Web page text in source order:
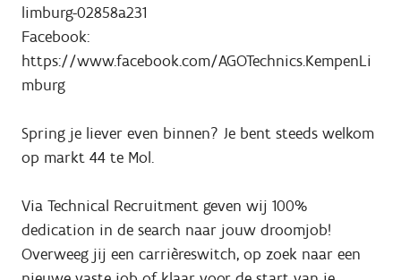
limburg-02858a231
Facebook:
https://www.facebook.com/AGOTechnics.KempenLi
mburg
Spring je liever even binnen? Je bent steeds welkom
op markt 44 te Mol.
Via Technical Recruitment geven wij 100%
dedication in de search naar jouw droomjob!
Overweeg jij een carrièreswitch, op zoek naar een